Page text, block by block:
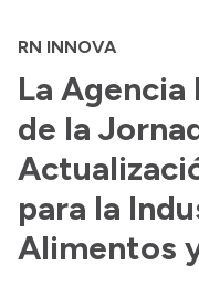
Normativa
Presupuesto
RN INNOVA
La
de la
para la
Alimentos